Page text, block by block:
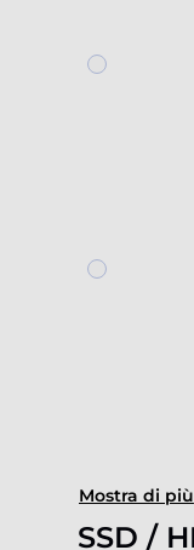
Mostra di più
SSD /